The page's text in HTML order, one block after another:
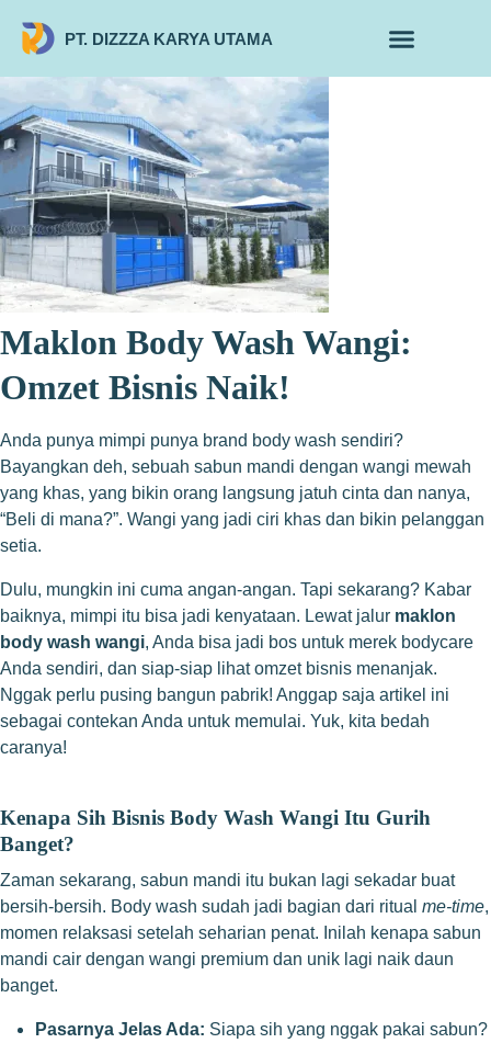
PT. DIZZZA KARYA UTAMA
Maklon Body Wash Wangi:
Omzet Bisnis Naik!
Anda punya mimpi punya brand body wash sendiri?
Bayangkan deh, sebuah sabun mandi dengan wangi mewah
yang khas, yang bikin orang langsung jatuh cinta dan nanya,
“Beli di mana?”. Wangi yang jadi ciri khas dan bikin pelanggan
setia.
Dulu, mungkin ini cuma angan-angan. Tapi sekarang? Kabar
baiknya, mimpi itu bisa jadi kenyataan. Lewat jalur maklon
body wash wangi, Anda bisa jadi bos untuk merek bodycare
Anda sendiri, dan siap-siap lihat omzet bisnis menanjak.
Nggak perlu pusing bangun pabrik! Anggap saja artikel ini
sebagai contekan Anda untuk memulai. Yuk, kita bedah
caranya!
Kenapa Sih Bisnis Body Wash Wangi Itu Gurih
Banget?
Zaman sekarang, sabun mandi itu bukan lagi sekadar buat
bersih-bersih. Body wash sudah jadi bagian dari ritual me-time,
momen relaksasi setelah seharian penat. Inilah kenapa sabun
mandi cair dengan wangi premium dan unik lagi naik daun
banget.
Pasarnya Jelas Ada: Siapa sih yang nggak pakai sabun?